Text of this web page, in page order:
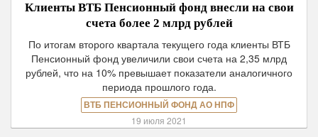
Клиенты ВТБ Пенсионный фонд внесли на свои
счета более 2 млрд рублей
По итогам второго квартала текущего года клиенты ВТБ
Пенсионный фонд увеличили свои счета на 2,35 млрд
рублей, что на 10% превышает показатели аналогичного
периода прошлого года.
ВТБ ПЕНСИОННЫЙ ФОНД АО НПФ
19 июля 2021